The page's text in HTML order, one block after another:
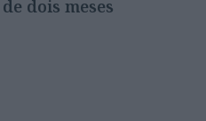
dois meses